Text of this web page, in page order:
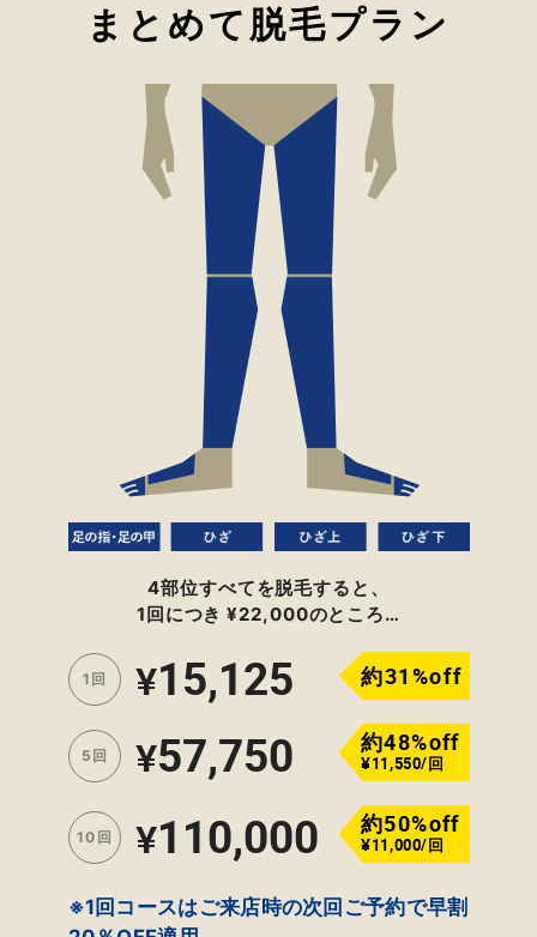
まとめて脱毛プラン
4部位すべてを脱毛すると、
1回につき ¥22,000のところ…
1回 ¥15,125 約31%off
5回 ¥57,750 約48%off
¥11,550/回
10回 ¥110,000 約50%off
¥11,000/回
※1回コースはご来店時の次回ご予約で早割